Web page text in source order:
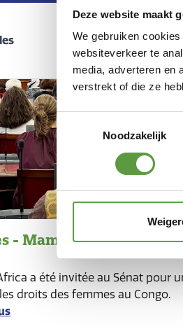
Deze website maakt
We gebruiken
websiteverkeer te
media, adverteren en
verstrekt of die ze
Toestemmingsselectie
Noodzakelijk
- Mamas for Africa au
a été invitée au Sénat pour
droits des femmes au Congo.